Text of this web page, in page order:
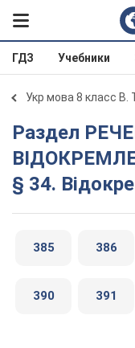
ГДЗ Учебники
Укр мова 8 класс В.
Раздел РЕЧЕННЯ З
§ 34.
385 386
390 391